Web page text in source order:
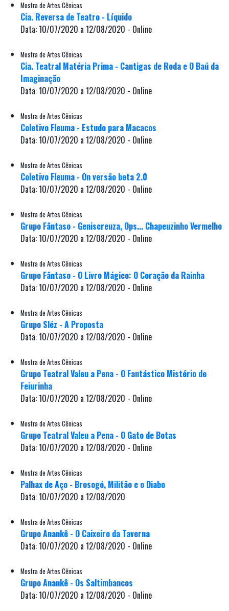
Mostra de Artes Cênicas
Cia. Reversa de Teatro - Líquido
Data: 10/07/2020 a 12/08/2020 - Online
Mostra de Artes Cênicas
Cia. Teatral Matéria Prima - Cantigas de Roda e O Baú da
Imaginação
Data: 10/07/2020 a 12/08/2020 - Online
Mostra de Artes Cênicas
Coletivo Fleuma - Estudo para Macacos
Data: 10/07/2020 a 12/08/2020 - Online
Mostra de Artes Cênicas
Coletivo Fleuma - On versão beta 2.0
Data: 10/07/2020 a 12/08/2020 - Online
Mostra de Artes Cênicas
Grupo Fântaso - Geniscreuza, Ops... Chapeuzinho Vermelho
Data: 10/07/2020 a 12/08/2020 - Online
Mostra de Artes Cênicas
Grupo Fântaso - O Livro Mágico: O Coração da Rainha
Data: 10/07/2020 a 12/08/2020 - Online
Mostra de Artes Cênicas
Grupo Sléz - A Proposta
Data: 10/07/2020 a 12/08/2020 - Online
Mostra de Artes Cênicas
Grupo Teatral Valeu a Pena - O Fantástico Mistério de
Feiurinha
Data: 10/07/2020 a 12/08/2020 - Online
Mostra de Artes Cênicas
Grupo Teatral Valeu a Pena - O Gato de Botas
Data: 10/07/2020 a 12/08/2020 - Online
Mostra de Artes Cênicas
Palhax de Aço - Brosogó, Militão e o Diabo
Data: 10/07/2020 a 12/08/2020
Mostra de Artes Cênicas
Grupo Anankê - O Caixeiro da Taverna
Data: 10/07/2020 a 12/08/2020 - Online
Mostra de Artes Cênicas
Grupo Anankê - Os Saltimbancos
Data: 10/07/2020 a 12/08/2020 - Online